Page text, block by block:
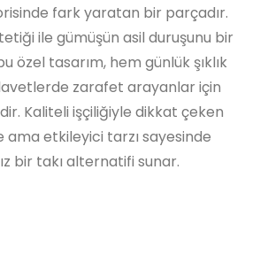
fark yaratan bir parçadır.
ile gümüşün asil duruşunu bir
özel tasarım, hem günlük şıklık
zarafet arayanlar için
Kaliteli işçiliğiyle dikkat çeken
ama etkileyici tarzı sayesinde
bir takı alternatifi sunar.